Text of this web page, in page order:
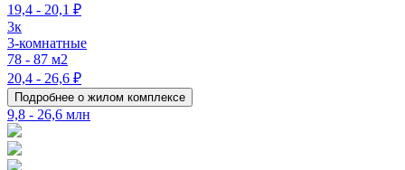
19,4 - 20,1 ₽
3к
3-комнатные
78 - 87 м2
20,4 - 26,6 ₽
Подробнее о жилом комплексе
9,8 - 26,6 млн